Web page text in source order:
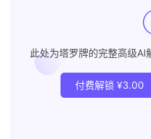
此处为塔罗牌的完整高级AI
付费解锁 ¥3.00